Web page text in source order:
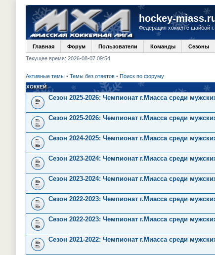
hockey-
Федерация хоккея с шайбой
Главная Форум Пользователи Команды Сезоны
Текущее время: 2026-08-07 09:54
Активные темы • Темы без ответов • Поиск по форуму
ХОККЕЙ
Сезон 2025-2026: Чемпионат г.Миасса среди
Сезон 2025-2026: Чемпионат г.Миасса среди
Сезон 2024-2025: Чемпионат г.Миасса среди
Сезон 2023-2024: Чемпионат г.Миасса среди
Сезон 2023-2024: Чемпионат г.Миасса среди
Сезон 2022-2023: Чемпионат г.Миасса среди
Сезон 2022-2023: Чемпионат г.Миасса среди
Сезон 2021-2022: Чемпионат г.Миасса среди